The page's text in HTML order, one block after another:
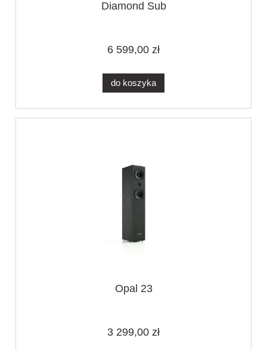
Diamond Sub
6 599,00 zł
do koszyka
Opal 23
3 299,00 zł